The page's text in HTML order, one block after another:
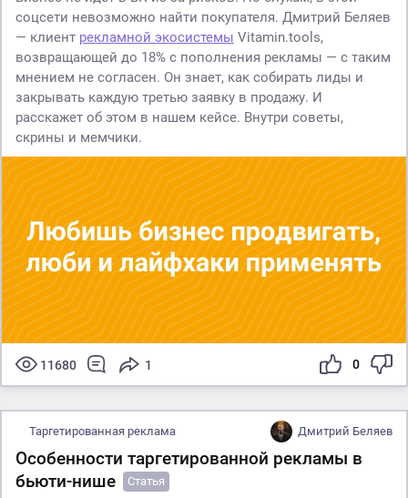
соцсети невозможно найти покупателя. Дмитрий Беляев
— клиент рекламной экосистемы Vitamin.tools,
возвращающей до 18% с пополнения рекламы — с таким
мнением не согласен. Он знает, как собирать лиды и
закрывать каждую третью заявку в продажу. И
расскажет об этом в нашем кейсе. Внутри советы,
скрины и мемчики.
11680 1 0
Таргетированная реклама Дмитрий Беляев
Особенности таргетированной рекламы в
бьюти-нише
Статья